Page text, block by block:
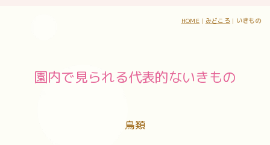
HOME | みどころ | いきもの
園内で見られる代表的ないきもの
鳥類